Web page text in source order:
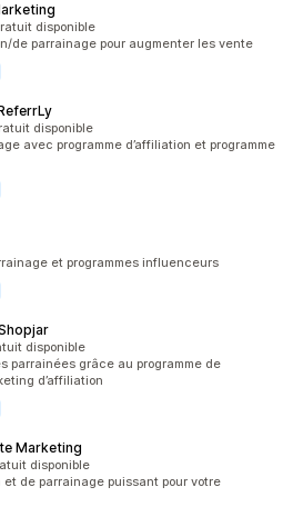
disponible
de parrainage pour augmenter les vente
disponible
avec programme d’affiliation et programme
et programmes influenceurs
disponible
parrainées grâce au programme de
d’affiliation
Marketing
disponible
et de parrainage puissant pour votre